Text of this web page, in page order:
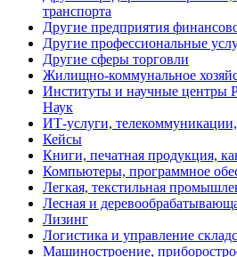
транспорта
Другие предприятия
Другие профессиональные
Другие сферы торговли
Жилищно-коммунальное
Институты и научные центры
Наук
ИТ-услуги, телекоммуникации,
Кейсы
Книги, печатная продукция,
Компьютеры, программное
Легкая, текстильная
Лесная и
Лизинг
Логистика и управление
Машиностроение,